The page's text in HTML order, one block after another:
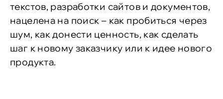
текстов, разработки сайтов и документов,
нацелена на поиск – как пробиться через
шум, как донести ценность, как сделать
шаг к новому заказчику или к идее нового
продукта.